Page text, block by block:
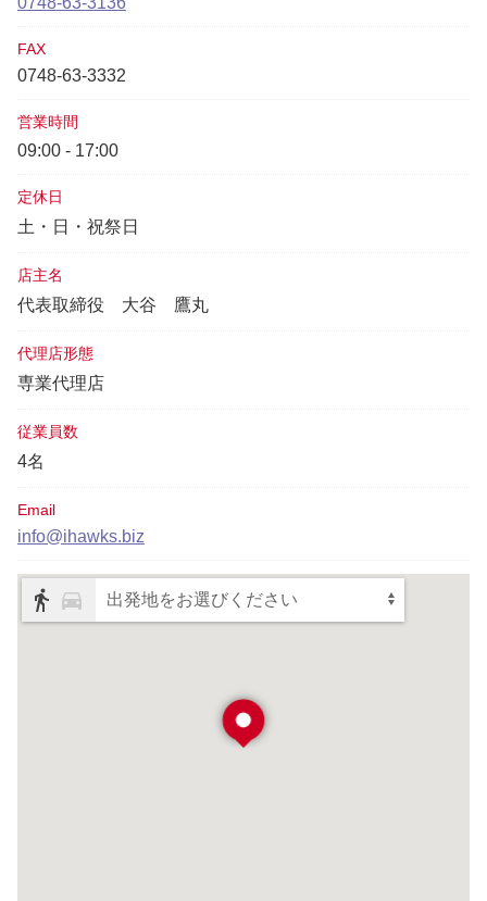
FAX
0748-63-3332
営業時間
09:00 - 17:00
定休日
土・日・祝祭日
店主名
代表取締役 大谷 鷹丸
代理店形態
専業代理店
従業員数
4名
Email
info@ihawks.biz
出発地をお選びください